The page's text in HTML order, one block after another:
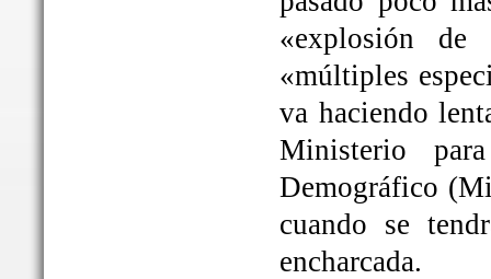
«explosión
«múltiples
va haciendo
Ministerio
Demográfico
cuando se
encharcada.